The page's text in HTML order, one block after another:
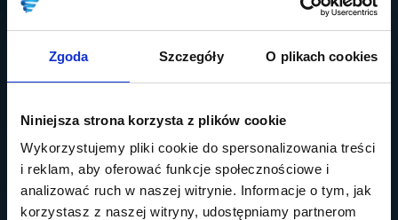
Zgoda Szczegóły O plikach cookies
Niniejsza strona korzysta z plików cookie
Wykorzystujemy pliki cookie do spersonalizowania treści
i reklam, aby oferować funkcje społecznościowe i
analizować ruch w naszej witrynie. Informacje o tym, jak
korzystasz z naszej witryny, udostępniamy partnerom